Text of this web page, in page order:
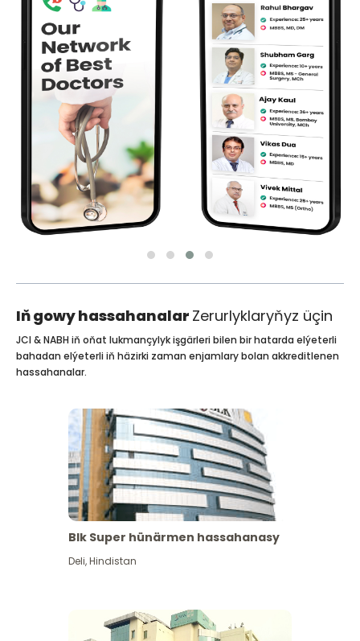
Iň gowy hassahanalar Zerurlyklaryňyz üçin
JCI & NABH iň oňat lukmançylyk işgärleri bilen bir hatarda elýeterli
bahadan elýeterli iň häzirki zaman enjamlary bolan akkreditlenen
hassahanalar.
Blk Super hünärmen hassahanasy
Deli,Hindistan